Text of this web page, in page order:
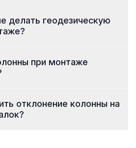
делать геодезическую
при монтаже
отклонение колонны на